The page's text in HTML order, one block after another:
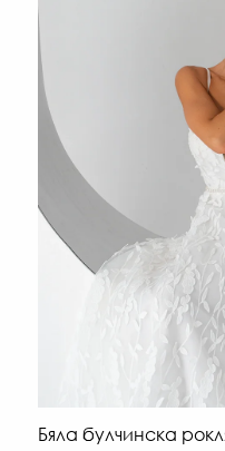
Бяла булчинска